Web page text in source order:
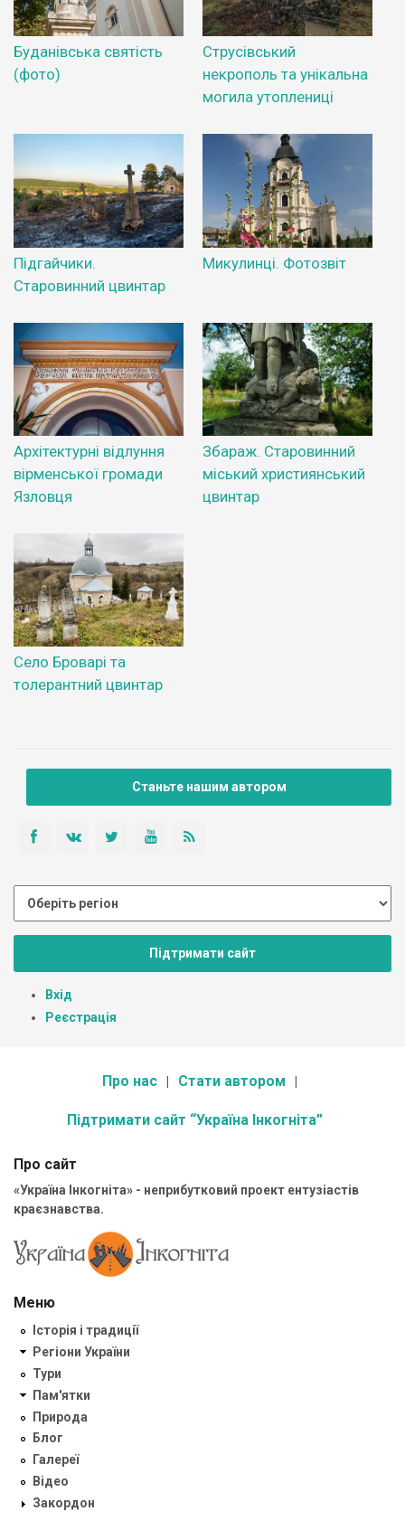
Буданівська святість
(фото)
Струсівський
некрополь та унікальна
могила утоплениці
Підгайчики.
Старовинний цвинтар
Микулинці. Фотозвіт
Архітектурні відлуння
вірменської громади
Язловця
Збараж. Старовинний
міський християнський
цвинтар
Село Броварі та
толерантний цвинтар
Станьте нашим автором
Підтримати сайт
Вхід
Реєстрація
Про нас Стати автором
Підтримати сайт “Україна Інкогніта”
Про сайт
«Україна Інкогніта» - неприбутковий проект ентузіастів
краєзнавства.
Меню
Історія і традиції
Регіони України
Тури
Пам'ятки
Природа
Блог
Галереї
Відео
Закордон